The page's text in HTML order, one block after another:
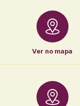
Ver no mapa